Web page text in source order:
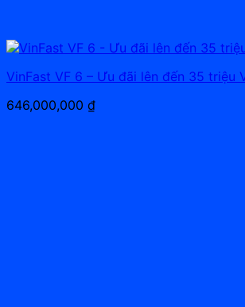
VinFast VF 6 – Ưu đãi lên đến 35 triệu
646,000,000 ₫